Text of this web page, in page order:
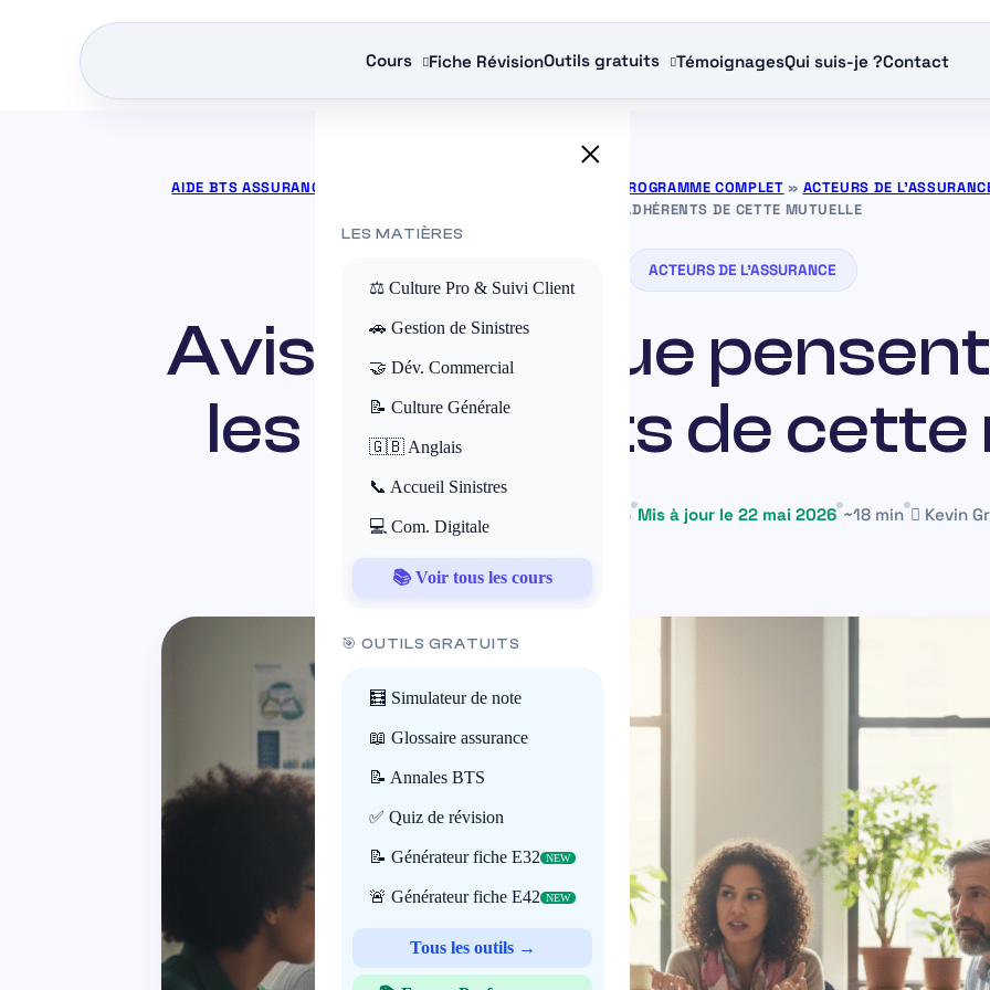
Cours Fiche RévisionOutils gratuits TémoignagesQui suis-je ?Contact
×
LES MATIÈRES
⚖️ Culture Pro & Suivi Client
🚗 Gestion de Sinistres
🤝 Dév. Commercial
📝 Culture Générale
🇬🇧 Anglais
📞 Accueil Sinistres
💻 Com. Digitale
📚 Voir tous les cours
🎯 OUTILS GRATUITS
🧮 Simulateur de note
📖 Glossaire assurance
📝 Annales BTS
✅ Quiz de révision
📝 Générateur fiche E32 NEW
🚨 Générateur fiche E42 NEW
Tous les outils →
AIDE BTS ASSURANCE COURS BTS ASSURANCE GRATUITS — PROGRAMME COMPLET » ACTEURS DE
ADHÉRENTS DE CETTE MUTUELLE
ACTEURS DE L'ASSURANCE
Avis mgen : que
les adhérents de cette
26 décembre 2025 Mis à jour le 22 mai 2026 ~18 min Kevin